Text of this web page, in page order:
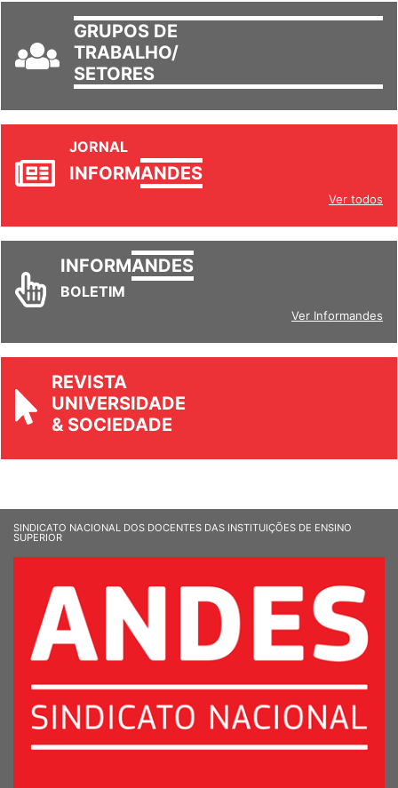
GRUPOS DE
TRABALHO/
SETORES
JORNAL
INFORMANDES
Ver todos
INFORMANDES
BOLETIM
Ver Informandes
REVISTA
UNIVERSIDADE
& SOCIEDADE
SINDICATO NACIONAL DOS DOCENTES DAS INSTITUIÇÕES DE ENSINO
SUPERIOR